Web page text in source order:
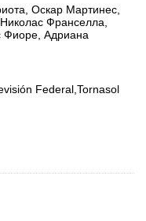
Оскар Мартинес,
Франселла,
Фиоре, Адриана
Federal,Tornasol